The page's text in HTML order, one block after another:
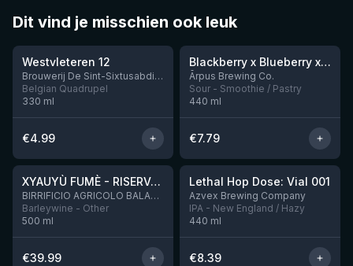
Dit vind je misschien ook leuk
★4.46
Westvleteren 12
Brouwerij De Sint-Sixtusabdij van Westvleteren
Belgian Quadrupel
330 ml
€4.99
Nog 9
★4.3
Blackberry x Blueberry x Mango x Pineapple x Peanut Butter Smoothie Sour Ale
Ārpus Brewing Co.
Sour - Smoothie / Pastry
440 ml
€7.79
★ 4.48
XYAUYÙ FUMÈ - RISERVA 2019
BIRRIFICIO AGRICOLO BALADIN - Baladin Indipendente Italian Farm Brewery
Barleywine - Other
500 ml
€39.99
Nog 8
★ 4.29
Lethal Hop Dose: Vial 001
Azvex Brewing Company
IPA - New England / Hazy
440 ml
€8.39